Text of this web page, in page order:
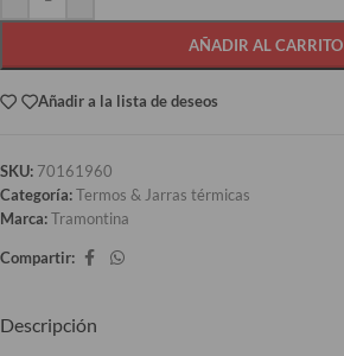
AÑADIR AL CARRITO
Añadir a la lista de deseos
SKU: 70161960
Categoría:Termos & Jarras térmicas
Marca:Tramontina
Compartir:
Descripción